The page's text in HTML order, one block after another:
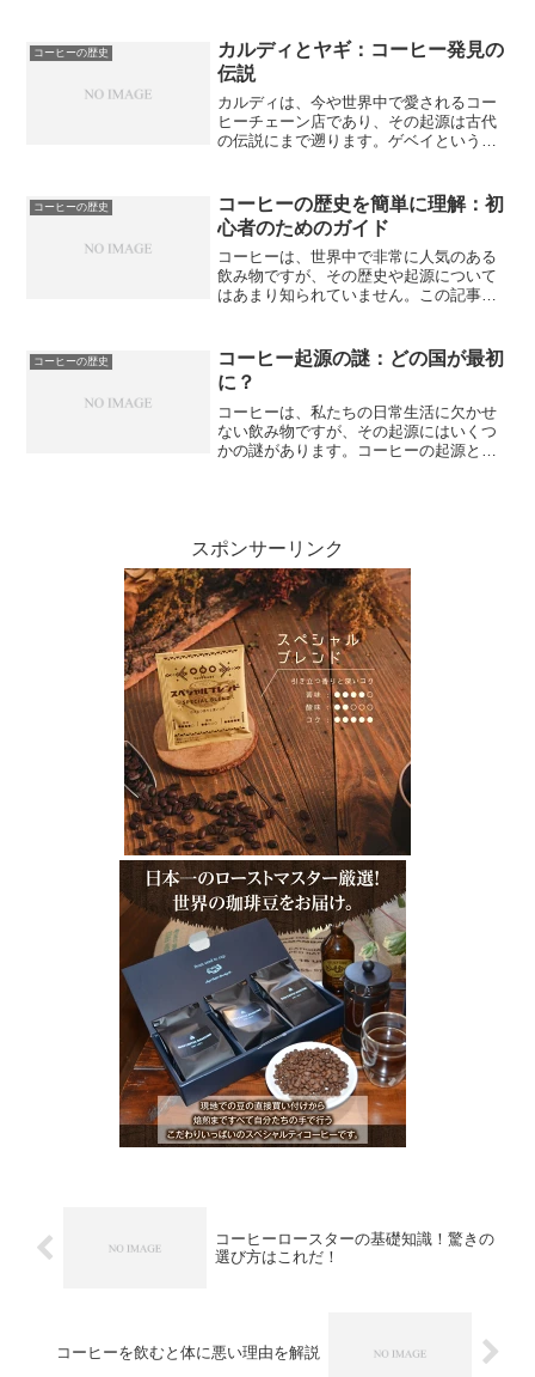
にある歴史を探ってみましょう。まず、
コーヒーの起源と初期の普...
コーヒーの歴史
カルディとヤギ：コーヒー発見の
伝説
カルディは、今や世界中で愛されるコー
ヒーチェーン店であり、その起源は古代
の伝説にまで遡ります。ゲベイという伝
名前がつけられました。この伝説的な出
来事は、コーヒー文化の広...
コーヒーの歴史
コーヒーの歴史を簡単に理解：初
心者のためのガイド
コーヒーは、世界中で非常に人気のある
飲み物ですが、その歴史や起源について
はあまり知られていません。この記事で
す。最初に、コーヒーの起源について触
れましょう。コーヒーは、エ...
コーヒーの歴史
コーヒー起源の謎：どの国が最初
に？
コーヒーは、私たちの日常生活に欠かせ
ない飲み物ですが、その起源にはいくつ
かの謎があります。コーヒーの起源と歴
スポンサーリンク
コーヒーロースターの基礎知識！驚きの
選び方はこれだ！
コーヒーを飲むと体に悪い理由を解説